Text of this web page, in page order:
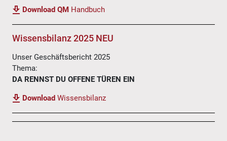
Download QM Handbuch
Wissensbilanz 2025 NEU
Unser Geschäftsbericht 2025
Thema:
DA RENNST DU OFFENE TÜREN EIN
Download Wissensbilanz